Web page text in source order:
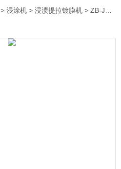
>浸涂机 >浸渍提拉镀膜机 > ZB-JTB-1浸渍提拉镀膜机